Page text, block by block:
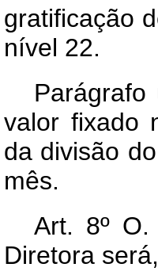
gratificação
nível 22.
valor fixado
da divisão
mês.
Art. 8º O.
Diretora